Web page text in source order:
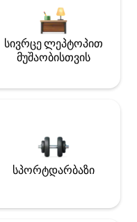
სივრცე ლეპტოპით
მუშაობისთვის
სპორტდარბაზი